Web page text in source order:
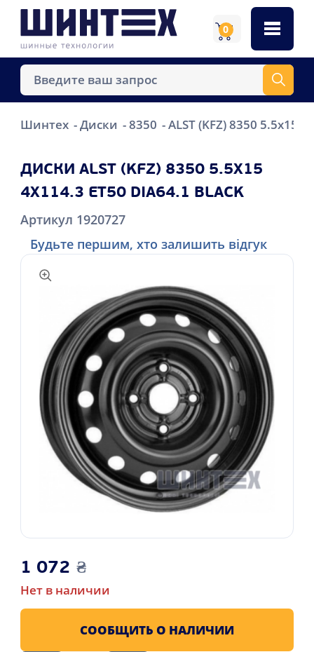
0
Шинтех Диски 8350 ALST (KFZ) 8350 5.5x15
ДИСКИ ALST (KFZ) 8350 5.5X15
4X114.3 ET50 DIA64.1 BLACK
Артикул 1920727
Будьте першим, хто залишить відгук
1 072 ₴
Нет в наличии
СООБЩИТЬ О НАЛИЧИИ